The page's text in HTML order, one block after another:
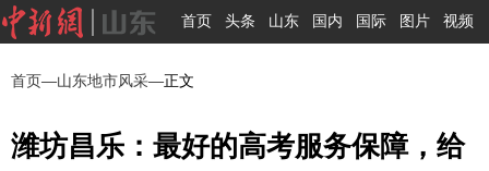
首页 头条 山东 国内 国际 图片 视频
首页—山东地市风采—正文
潍坊昌乐：最好的高考服务保障，给